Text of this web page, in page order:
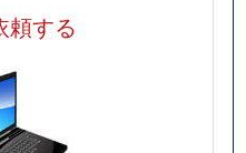
頼する